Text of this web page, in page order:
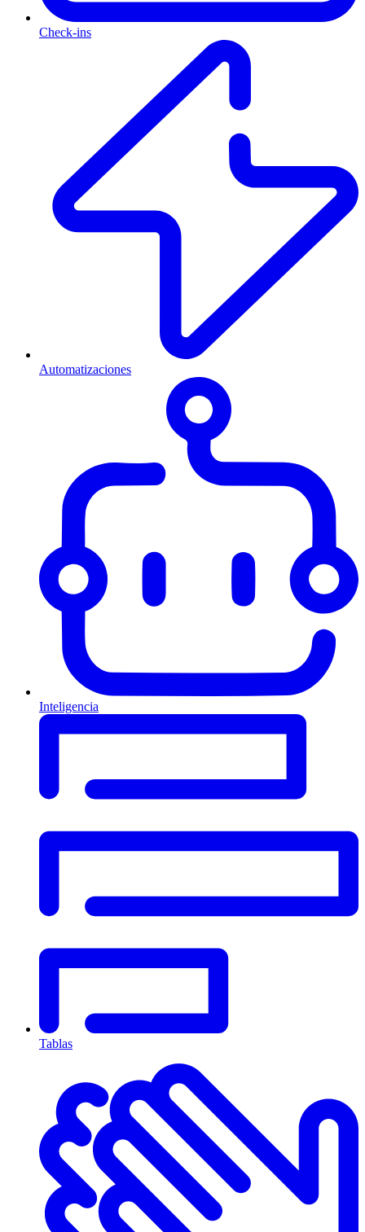
Check-ins
Automatizaciones
Inteligencia
Tablas